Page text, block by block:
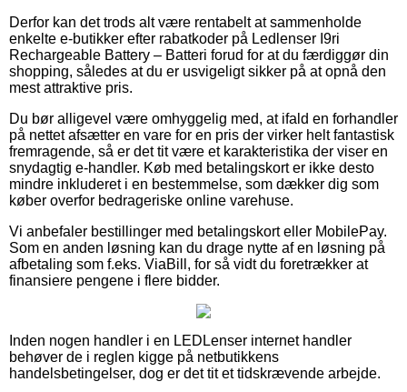
Derfor kan det trods alt være rentabelt at sammenholde
enkelte e-butikker efter rabatkoder på Ledlenser I9ri
Rechargeable Battery – Batteri forud for at du færdiggør din
shopping, således at du er usvigeligt sikker på at opnå den
mest attraktive pris.
Du bør alligevel være omhyggelig med, at ifald en forhandler
på nettet afsætter en vare for en pris der virker helt fantastisk
fremragende, så er det tit være et karakteristika der viser en
snydagtig e-handler. Køb med betalingskort er ikke desto
mindre inkluderet i en bestemmelse, som dækker dig som
køber overfor bedrageriske online varehuse.
Vi anbefaler bestillinger med betalingskort eller MobilePay.
Som en anden løsning kan du drage nytte af en løsning på
afbetaling som f.eks. ViaBill, for så vidt du foretrækker at
finansiere pengene i flere bidder.
Inden nogen handler i en LEDLenser internet handler
behøver de i reglen kigge på netbutikkens
handelsbetingelser, dog er det tit et tidskrævende arbejde.